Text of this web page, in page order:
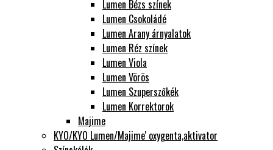
Lumen Bézs színek
Lumen Csokoládé
Lumen Arany árnyalatok
Lumen Réz színek
Lumen Viola
Lumen Vörös
Lumen Szuperszőkék
Lumen Korrektorok
Majime
KYO/KYO Lumen/Majime' oxygenta,aktivator